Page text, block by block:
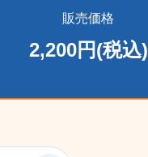
販売価格
2,200円(税込)